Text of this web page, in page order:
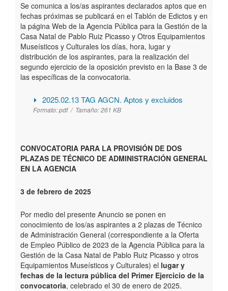
Se comunica a los/as aspirantes declarados aptos que en
fechas próximas se publicará en el Tablón de Edictos y en
la página Web de la Agencia Pública para la Gestión de la
Casa Natal de Pablo Ruiz Picasso y Otros Equipamientos
Museísticos y Culturales los días, hora, lugar y
distribución de los aspirantes, para la realización del
segundo ejercicio de la oposición previsto en la Base 3 de
las específicas de la convocatoria.
2025.02.13 TAG AGCN. Aptos y excluidos
Formato:pdf / Tamaño:261 KB
CONVOCATORIA PARA LA PROVISIÓN DE DOS
PLAZAS DE TÉCNICO DE ADMINISTRACIÓN GENERAL
EN LA AGENCIA
3 de febrero de 2025
Por medio del presente Anuncio se ponen en
conocimiento de los/as aspirantes a 2 plazas de Técnico
de Administración General (correspondiente a la Oferta
de Empleo Público de 2023 de la Agencia Pública para la
Gestión de la Casa Natal de Pablo Ruiz Picasso y otros
Equipamientos Museísticos y Culturales) el lugar y
fechas de la lectura pública del Primer Ejercicio de la
convocatoria, celebrado el 30 de enero de 2025.